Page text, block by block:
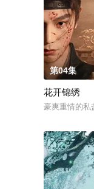
第04集
花开锦绣
豪爽重情的私